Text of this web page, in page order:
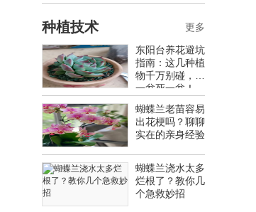
种植技术
东阳台养花避坑
指南：这几种植
物千万别碰，养
一盆死一盆！
蝴蝶兰老苗容易
出花梗吗？聊聊
实在的亲身经验
蝴蝶兰浇水太多
烂根了？教你几
个急救妙招
更多